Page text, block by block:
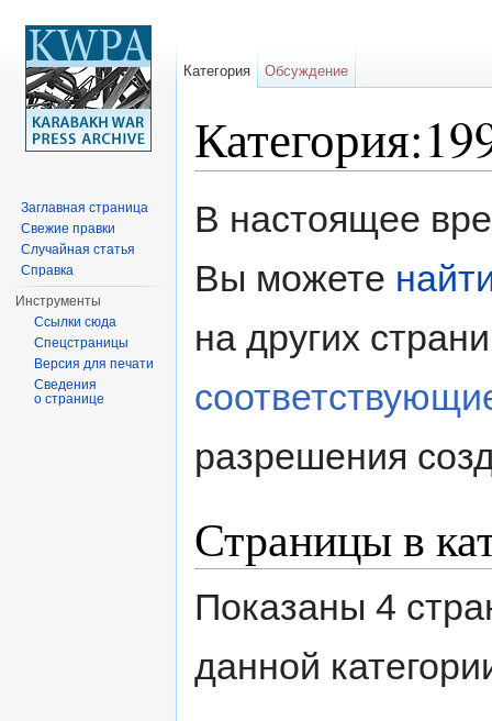
В настоящее
Вы можете
на других
разрешения
Страницы в
Показаны 4
данной
Категория Обсуждение
Заглавная страница
Свежие правки
Случайная статья
Справка
Инструменты
Ссылки сюда
Спецстраницы
Версия для печати
Сведения
о странице